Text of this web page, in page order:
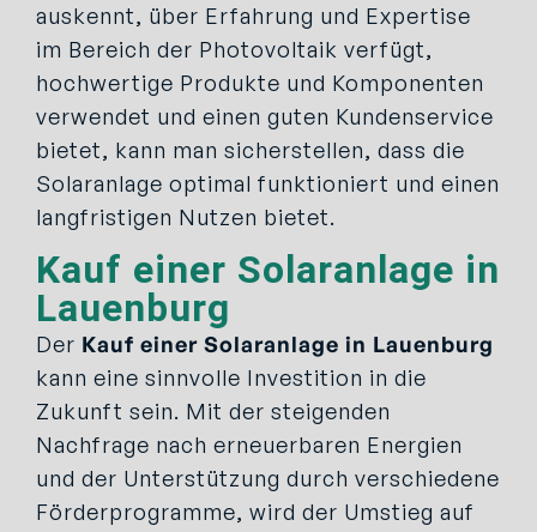
auskennt, über Erfahrung und Expertise
im Bereich der Photovoltaik verfügt,
hochwertige Produkte und Komponenten
verwendet und einen guten Kundenservice
bietet, kann man sicherstellen, dass die
Solaranlage optimal funktioniert und einen
langfristigen Nutzen bietet.
Kauf einer Solaranlage in
Lauenburg
Der Kauf einer Solaranlage in Lauenburg
kann eine sinnvolle Investition in die
Zukunft sein. Mit der steigenden
Nachfrage nach erneuerbaren Energien
und der Unterstützung durch verschiedene
Förderprogramme, wird der Umstieg auf